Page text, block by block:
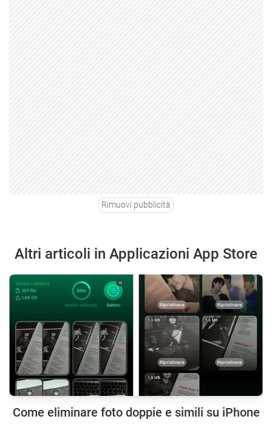
Rimuovi pubblicità
Altri articoli in Applicazioni App Store
Come eliminare foto doppie e simili su iPhone